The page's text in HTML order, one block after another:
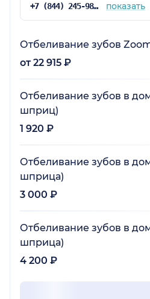
+7 (844) 245-98-46 показать
Отбеливание зубов
от 22 915 ₽
Отбеливание зубов в
шприц)
1 920 ₽
Отбеливание зубов в
шприца)
3 000 ₽
Отбеливание зубов в
шприца)
4 200 ₽